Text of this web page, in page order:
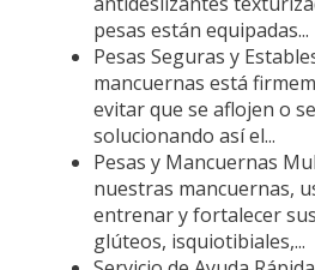
pesas están equipadas...
Pesas Seguras y
mancuernas está
evitar que se aflojen o
solucionando así el...
Pesas y Mancuernas
nuestras mancuernas,
entrenar y fortalecer
glúteos, isquiotibiales,...